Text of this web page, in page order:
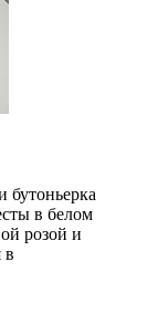
бутоньерка
в белом
розой и
в